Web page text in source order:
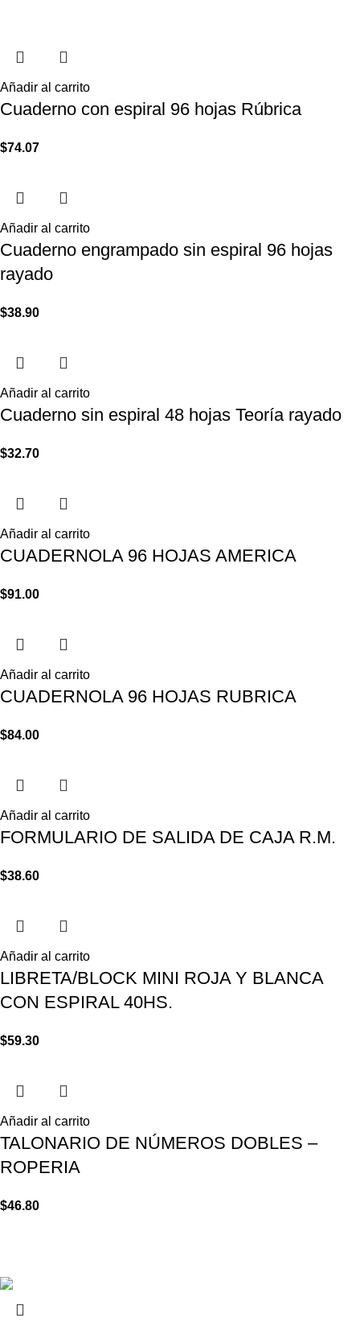
Añadir al carrito
Cuaderno con espiral 96 hojas Rúbrica
$74.07
Añadir al carrito
Cuaderno engrampado sin espiral 96 hojas
rayado
$38.90
Añadir al carrito
Cuaderno sin espiral 48 hojas Teoría rayado
$32.70
Añadir al carrito
CUADERNOLA 96 HOJAS AMERICA
$91.00
Añadir al carrito
CUADERNOLA 96 HOJAS RUBRICA
$84.00
Añadir al carrito
FORMULARIO DE SALIDA DE CAJA R.M.
$38.60
Añadir al carrito
LIBRETA/BLOCK MINI ROJA Y BLANCA
CON ESPIRAL 40HS.
$59.30
Añadir al carrito
TALONARIO DE NÚMEROS DOBLES –
ROPERIA
$46.80